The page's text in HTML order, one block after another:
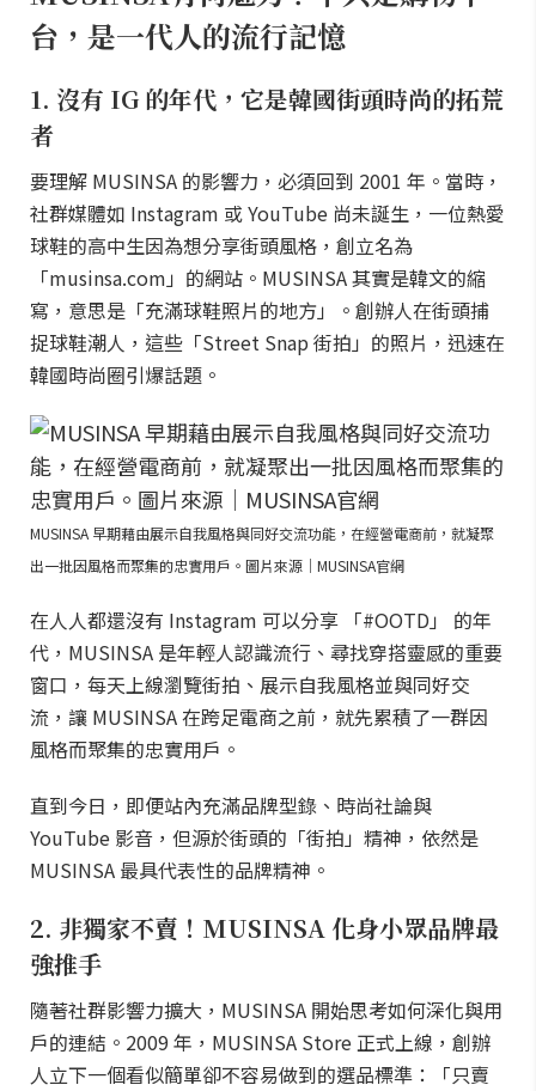
台，是一代人的流行記憶
1. 沒有 IG 的年代，它是韓國街頭時尚的拓荒
者
要理解 MUSINSA 的影響力，必須回到 2001 年。當時，
社群媒體如 Instagram 或 YouTube 尚未誕生，一位熱愛
球鞋的高中生因為想分享街頭風格，創立名為
「musinsa.com」的網站。MUSINSA 其實是韓文的縮
寫，意思是「充滿球鞋照片的地方」。創辦人在街頭捕
捉球鞋潮人，這些「Street Snap 街拍」的照片，迅速在
韓國時尚圈引爆話題。
MUSINSA 早期藉由展示自我風格與同好交流功能，在經營電商前，就凝聚
出一批因風格而聚集的忠實用戶。圖片來源｜MUSINSA官網
在人人都還沒有 Instagram 可以分享 「#OOTD」 的年
代，MUSINSA 是年輕人認識流行、尋找穿搭靈感的重要
窗口，每天上線瀏覽街拍、展示自我風格並與同好交
流，讓 MUSINSA 在跨足電商之前，就先累積了一群因
風格而聚集的忠實用戶。
直到今日，即便站內充滿品牌型錄、時尚社論與
YouTube 影音，但源於街頭的「街拍」精神，依然是
MUSINSA 最具代表性的品牌精神。
2. 非獨家不賣！MUSINSA 化身小眾品牌最
強推手
隨著社群影響力擴大，MUSINSA 開始思考如何深化與用
戶的連結。2009 年，MUSINSA Store 正式上線，創辦
人立下一個看似簡單卻不容易做到的選品標準：「只賣